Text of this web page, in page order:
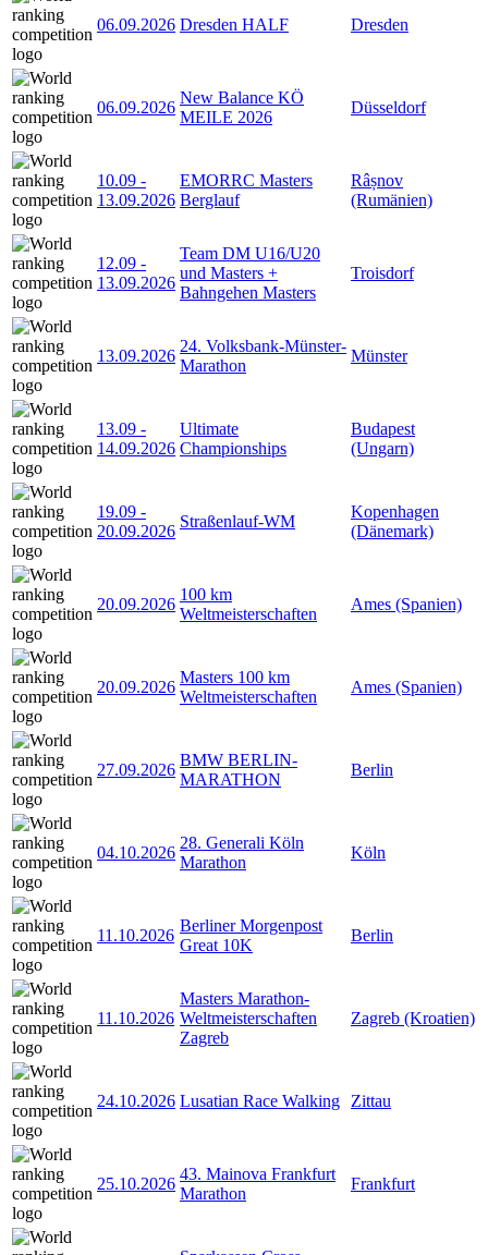
06.09.2026 Dresden HALF Dresden
06.09.2026
New Balance KÖ
MEILE 2026
Düsseldorf
10.09 -
13.09.2026
EMORRC Masters
Berglauf
Râșnov
(Rumänien)
12.09 -
13.09.2026
Team DM U16/U20
und Masters +
Bahngehen Masters
Troisdorf
13.09.2026
24. Volksbank-Münster-
Marathon
Münster
13.09 -
14.09.2026
Ultimate
Championships
Budapest
(Ungarn)
19.09 -
20.09.2026
Straßenlauf-WM
Kopenhagen
(Dänemark)
20.09.2026
100 km
Weltmeisterschaften
Ames (Spanien)
20.09.2026
Masters 100 km
Weltmeisterschaften
Ames (Spanien)
27.09.2026
BMW BERLIN-
MARATHON
Berlin
04.10.2026
28. Generali Köln
Marathon
Köln
11.10.2026
Berliner Morgenpost
Great 10K
Berlin
11.10.2026
Masters Marathon-
Weltmeisterschaften
Zagreb
Zagreb (Kroatien)
24.10.2026 Lusatian Race Walking Zittau
25.10.2026
43. Mainova Frankfurt
Marathon
Frankfurt